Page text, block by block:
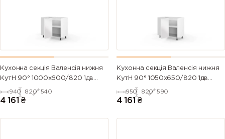
Кухонна секція Валенсія нижня
КутН 90° 1000х600/820 1дв
(Білий/Напівмат Білий 9003)
940 820 540
4 161 ₴
Кухонна секція Валенсія нижня
КутН 90° 1050х650/820 1дв
(Білий/Напівмат Білий 9003)
950 820 590
4 161 ₴